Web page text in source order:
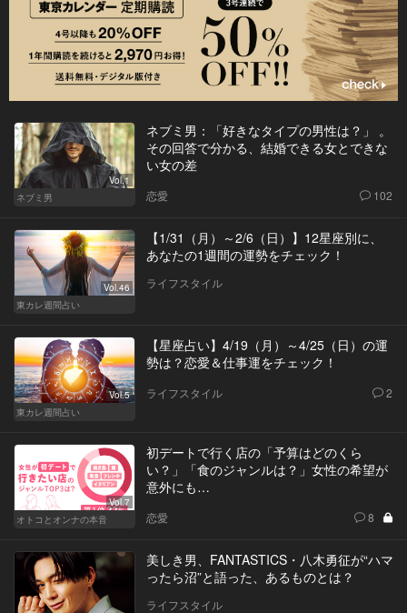
Vol.1
ネブミ男
ネブミ男：「好きなタイプの男性は？」 。
その回答で分かる、結婚できる女とできな
い女の差
恋愛 102
Vol.46
東カレ週間占い
【1/31（月）～2/6（日）】12星座別に、
あなたの1週間の運勢をチェック！
ライフスタイル
Vol.5
東カレ週間占い
【星座占い】4/19（月）～4/25（日）の運
勢は？恋愛＆仕事運をチェック！
ライフスタイル 2
Vol.7
オトコとオンナの本音
初デートで行く店の「予算はどのくら
い？」「食のジャンルは？」女性の希望が
意外にも…
恋愛 8
美しき男、FANTASTICS・八木勇征が“ハマ
ったら沼”と語った、あるものとは？
ライフスタイル